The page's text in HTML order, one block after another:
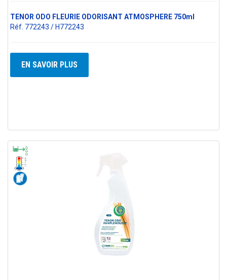
TENOR ODO FLEURIE ODORISANT ATMOSPHERE 750ml
Réf. 772243 / H772243
EN SAVOIR PLUS